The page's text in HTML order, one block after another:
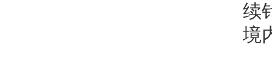
续
境